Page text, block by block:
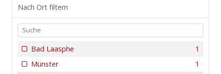
Nach Ort filtern
1
Bad Laasphe
1
Münster